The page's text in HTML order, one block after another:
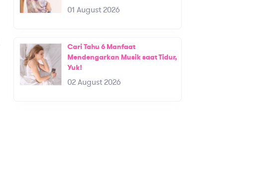
01 August 2026
Cari Tahu 6 Manfaat
Mendengarkan Musik saat Tidur,
Yuk!
02 August 2026